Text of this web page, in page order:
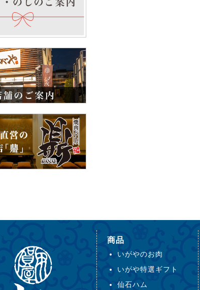
商品
いがやのお肉
いがや特選ギフト
仙石ハム